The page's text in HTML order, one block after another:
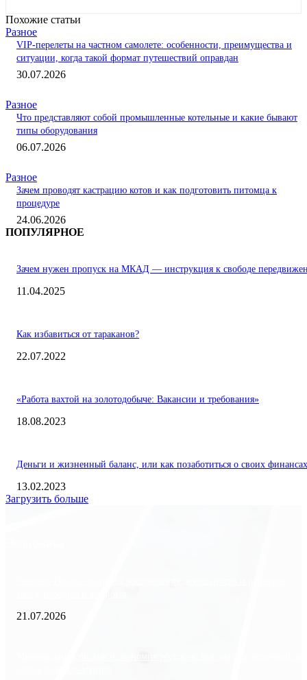
Похожие статьи
Разное
VIP-перелеты на частном самолете: особенности, преимущества и
ситуации, когда такой формат путешествий оправдан
30.07.2026
Разное
Что представляют собой промышленные котельные и какие бывают
типы оборудования
06.07.2026
Разное
Зачем проводят кастрацию котов и как подготовить питомца к
процедуре
24.06.2026
ПОПУЛЯРНОЕ
Зачем нужен пропуск на МКАД — инструкция к свободе
11.04.2025
Как избавиться от тараканов?
22.07.2022
«Работа вахтой на золотодобыче: Вакансии и требования»
18.08.2023
Деньги и жизненный баланс, или как позаботиться о своих финансах
13.02.2023
Загрузить больше
21.07.2026